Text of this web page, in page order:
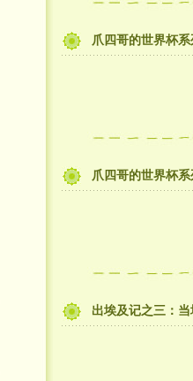
爪四哥的世界杯
爪四哥的世界杯
出埃及记之三：